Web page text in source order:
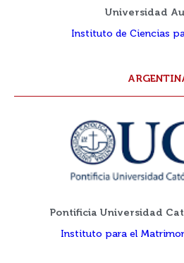
Universidad
Instituto de Ciencias
Pontificia Universidad
Instituto para el